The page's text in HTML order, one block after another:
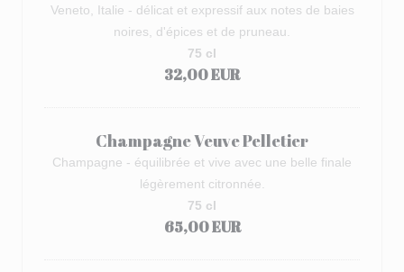
Veneto, Italie - délicat et expressif aux notes de baies
noires, d'épices et de pruneau.
32,00 EUR
75 cl
Champagne Veuve Pelletier
Champagne - équilibrée et vive avec une belle finale
légèrement citronnée.
65,00 EUR
75 cl